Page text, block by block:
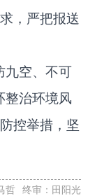
，严把报送
九空、不可
整治环境风
控举措，坚
哲 终审：田阳光